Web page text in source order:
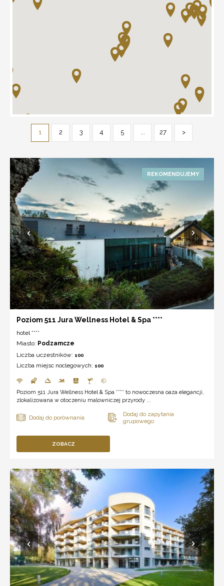
1 2 3 4 5 ... 27 >
Poziom 511 Jura Wellness Hotel & Spa ****
hotel ****
Miasto: Podzamcze
Liczba uczestników: 100
Liczba miejsc noclegowych: 100
Poziom 511 Jura Wellness Hotel & Spa **** to nowoczesna oaza elegancji,
zlokalizowana w otoczeniu malowniczej przyrody ...
ZOBACZ